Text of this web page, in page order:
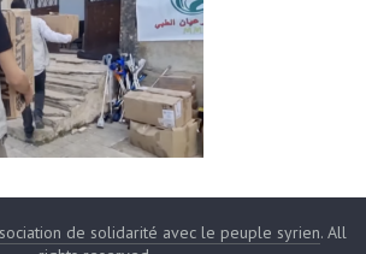
de solidarité avec le peuple syrien. All